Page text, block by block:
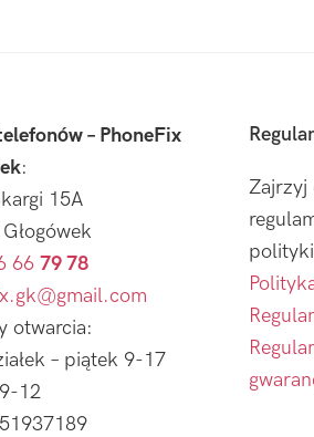
– PhoneFix
:
15A
66 79 78
otwarcia:
– piątek 9-17
12
Zajrzyj